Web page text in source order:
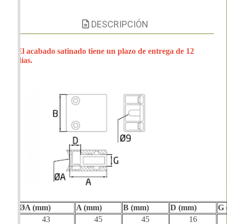
DESCRIPCIÓN
El acabado satinado tiene un plazo de entrega de 12
días.
ØA (mm) A (mm) B (mm) D (mm)
G
43
45 45 16